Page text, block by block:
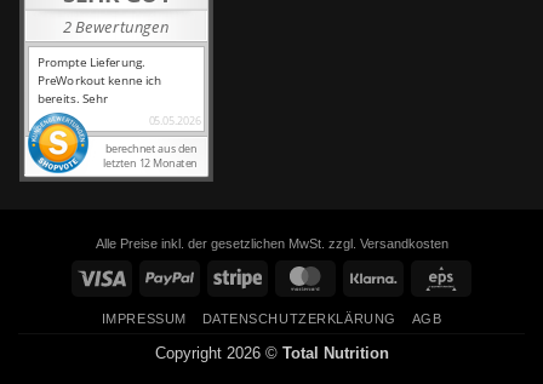
Alle Preise inkl. der gesetzlichen MwSt. zzgl. Versandkosten
Visa PayPal Stripe MasterCard Klarna
IMPRESSUM DATENSCHUTZERKLÄRUNG AGB
Copyright 2026 © Total Nutrition